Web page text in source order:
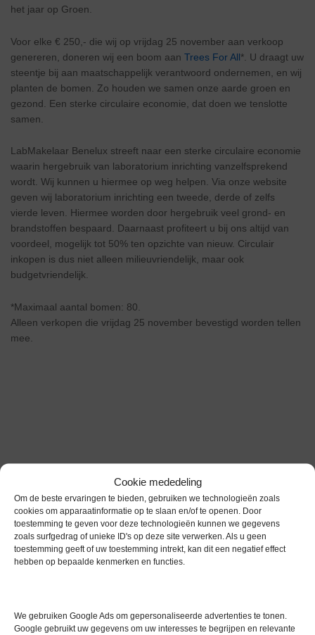
Cookie mededeling
Om de beste ervaringen te bieden, gebruiken we technologieën zoals
cookies om apparaatinformatie op te slaan en/of te openen. Door
toestemming te geven voor deze technologieën kunnen we gegevens
zoals surfgedrag of unieke ID's op deze site verwerken. Als u geen
toestemming geeft of uw toestemming intrekt, kan dit een negatief effect
hebben op bepaalde kenmerken en functies.
We gebruiken Google Ads om gepersonaliseerde advertenties te tonen.
Google gebruikt uw gegevens om uw interesses te begrijpen en relevante
het jaar op Groen.
Voor elke € 250,- die wij op vrijdag 25 november aan verkoop
genereren, doneren wij een boom aan Trees For All*. U draagt uw
steentje bij aan maatschappelijk verantwoord ondernemen, en wij
planten de bomen. Zo houden we samen onze aarde groen en
gezond. Een sterke circulaire economie, dat doen we tenslotte
samen.
LabMakelaar Benelux streeft naar een sterke circulaire economie
waarin hergebruik van laboratorium inrichting vanzelfsprekend
wordt. Wij kunnen u hiermee op weg helpen. Via onze website
geven wij laboratorium inrichting een tweede, derde of zelfs
vierde leven. Hiermee worden door hergebruik veel grond- en
brandstoffen bespaard. Daarnaast profiteert u bij ons altijd van
voordeel, mogelijk tot 50% ten opzichte van nieuw. Circulair
inkopen is dus niet alleen milieuvriendelijk, maar ook
budgetvriendelijk.
*Maximaal aantal bomen: 80.
Alleen verkopen die vrijdag 25 november bevestigd worden tellen
mee.
Related Posts